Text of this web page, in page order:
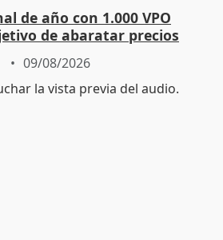
de año con 1.000 VPO
de abaratar precios
09/08/2026